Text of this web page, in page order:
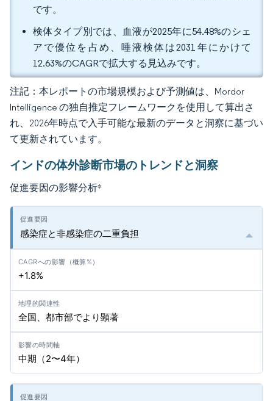
です。
検体タイプ別では、血液が2025年に54.48%のシェ
アで優位を占め、唾液検体は2031年にかけて
12.63%のCAGRで拡大する見込みです。
注記：本レポートの市場規模および予測値は、Mordor
Intelligence の独自推定フレームワークを使用して算出さ
れ、2026年時点で入手可能な最新のデータと洞察に基づい
て更新されています。
インドの体外診断市場のトレンドと洞察
促進要因の影響分析*
感染症と非感染症の二重負担
+1.8%
全国、都市部でより顕著
中期（2〜4年）